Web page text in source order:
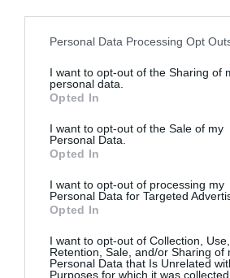
Personal Data Processing Opt
I want to opt-out of the Sharing of
personal data.
Opted In
I want to opt-out of the Sale of my
Personal Data.
Opted In
I want to opt-out of processing my
Personal Data for Targeted
Opted In
I want to opt-out of Collection, Use,
Retention, Sale, and/or Sharing of
Personal Data that Is Unrelated
Purposes for which it was collected.
Salarios elevados
JOAN MAJÓ
LA OPINIÓN
Los cuatro sectores de
futuro
29 de abril de 2013
JOAN MAJÓ